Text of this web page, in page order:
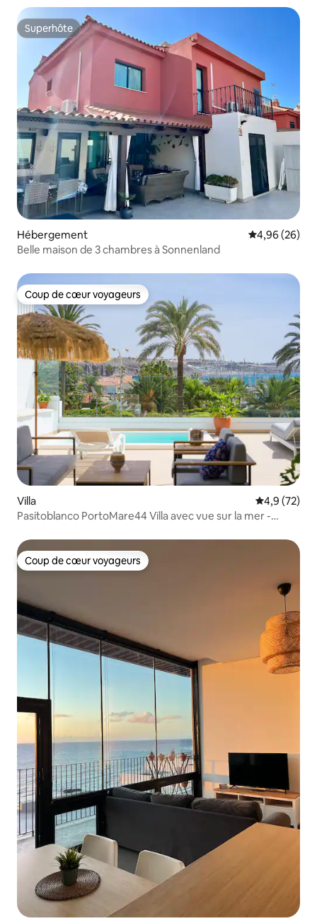
Superhôte
Superhôte
Hébergement Évaluation
4,96 (26)
Belle maison de 3 chambres à Sonnenland
Coup de cœur voyageurs
Coup de cœur voyageurs
Villa Évaluation
4,9 (72)
Pasitoblanco PortoMare44 Villa avec vue sur la mer -
Coup de cœur voyageurs
Coup de cœur voyageurs